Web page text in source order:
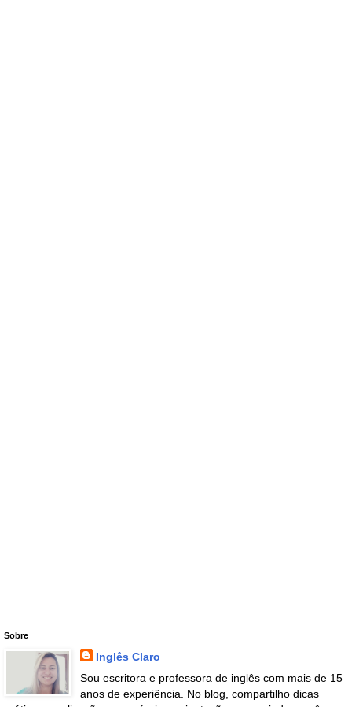
Sobre
Inglês Claro
Sou escritora e professora de inglês com mais de 15
anos de experiência. No blog, compartilho dicas